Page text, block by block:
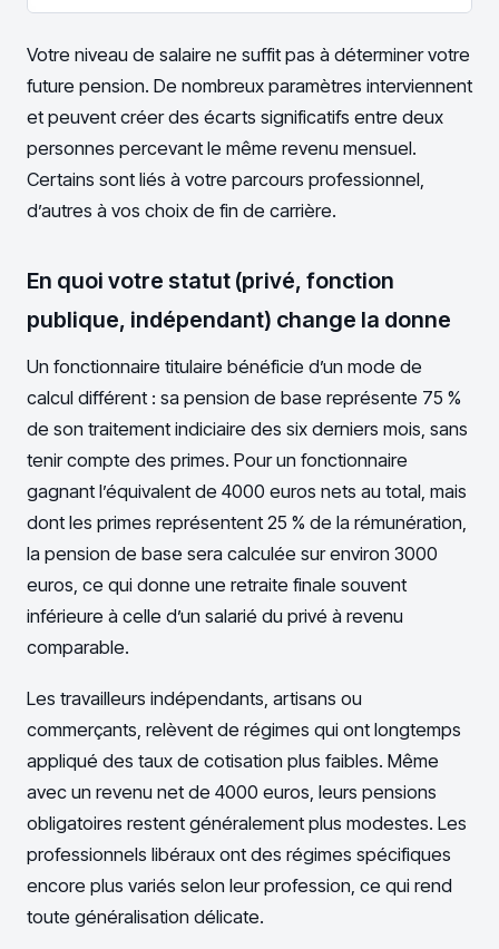
Votre niveau de salaire ne suffit pas à déterminer votre
future pension. De nombreux paramètres interviennent
et peuvent créer des écarts significatifs entre deux
personnes percevant le même revenu mensuel.
Certains sont liés à votre parcours professionnel,
d’autres à vos choix de fin de carrière.
En quoi votre statut (privé, fonction
publique, indépendant) change la donne
Un fonctionnaire titulaire bénéficie d’un mode de
calcul différent : sa pension de base représente 75 %
de son traitement indiciaire des six derniers mois, sans
tenir compte des primes. Pour un fonctionnaire
gagnant l’équivalent de 4000 euros nets au total, mais
dont les primes représentent 25 % de la rémunération,
la pension de base sera calculée sur environ 3000
euros, ce qui donne une retraite finale souvent
inférieure à celle d’un salarié du privé à revenu
comparable.
Les travailleurs indépendants, artisans ou
commerçants, relèvent de régimes qui ont longtemps
appliqué des taux de cotisation plus faibles. Même
avec un revenu net de 4000 euros, leurs pensions
obligatoires restent généralement plus modestes. Les
professionnels libéraux ont des régimes spécifiques
encore plus variés selon leur profession, ce qui rend
toute généralisation délicate.